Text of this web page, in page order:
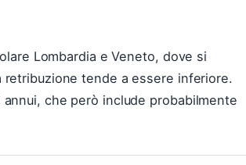
Lombardia e Veneto, dove si
retribuzione tende a essere inferiore.
che però include probabilmente